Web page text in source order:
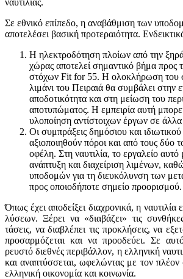
ναυτιλίας.
Σε εθνικό επίπεδο, η αναβάθμιση των
αποτελέσει βασική προτεραιότητα.
Η ηλεκτροδότηση πλοίων από την
χώρας αποτελεί σημαντικό βήμα προς
στόχων Fit for 55. Η ολοκλήρωση του
λιμάνι του Πειραιά θα συμβάλει στην
αποδοτικότητα και στη μείωση του
αποτυπώματος. Η εμπειρία αυτή
υλοποίηση αντίστοιχων έργων σε άλλα
Οι συμπράξεις δημόσιου και
αξιοποιηθούν πόροι και από τους δύο
οφέλη. Στη ναυτιλία, το εργαλείο
ανάπτυξη και διαχείριση λιμένων,
υποδομών για τη διευκόλυνση των
προς οποιοδήποτε σημείο προορισμού.
Όπως έχει αποδείξει διαχρονικά, η ναυτιλία
λύσεων. Ξέρει να «διαβάζει» τις
τάσεις, να διαβλέπει τις προκλήσεις, να
προσαρμόζεται και να προοδεύει. Σε
ρευστό διεθνές περιβάλλον, η ελληνική
και αναπτύσσεται, ωφελώντας με τον πλέον
ελληνική οικονομία και κοινωνία.